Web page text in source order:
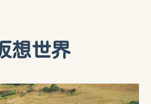
想世界